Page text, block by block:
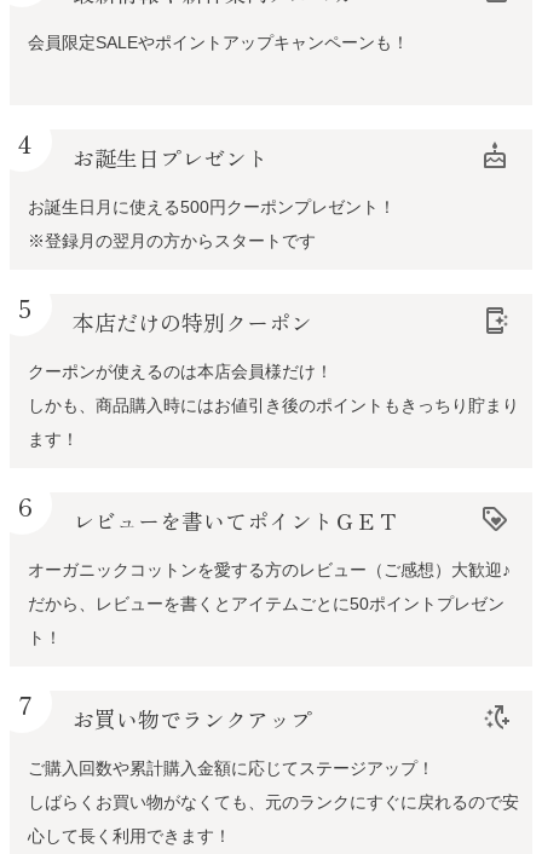
会員限定SALEやポイントアップキャンペーンも！
4 お誕生日プレゼント cake
お誕生日月に使える500円クーポンプレゼント！
※登録月の翌月の方からスタートです
5 本店だけの特別クーポン app_shortcut
クーポンが使えるのは本店会員様だけ！
しかも、商品購入時にはお値引き後のポイントもきっちり貯まり
ます！
6 レビューを書いてポイントＧＥＴ loyalty
オーガニックコットンを愛する方のレビュー（ご感想）大歓迎♪
だから、レビューを書くとアイテムごとに50ポイントプレゼン
ト！
7 お買い物でランクアップ switch_access_shortcut_add
ご購入回数や累計購入金額に応じてステージアップ！
しばらくお買い物がなくても、元のランクにすぐに戻れるので安
心して長く利用できます！